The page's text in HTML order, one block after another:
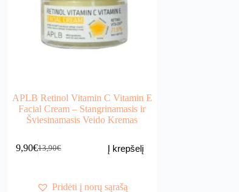
APLB Retinol Vitamin C Vitamin E
Facial Cream – Stangrinamasis ir
Šviesinamasis Veido Kremas
13,90€
Original
13,90€.
9,90€Current
9,90€.
Į krepšelį
Pridėti į norų sąrašą